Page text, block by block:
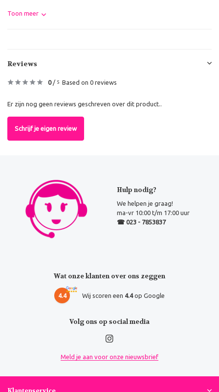
Toon meer
Reviews
0/ 5 Based on 0 reviews
Er zijn nog geen reviews geschreven over dit product..
Schrijf je eigen review
Hulp nodig?
We helpen je graag!
ma-vr 10:00 t/m 17:00 uur
☎ 023 - 7853837
Wat onze klanten over ons zeggen
4.4 Wij scoren een 4.4op Google
Volg ons op social media
Meld je aan voor onze nieuwsbrief